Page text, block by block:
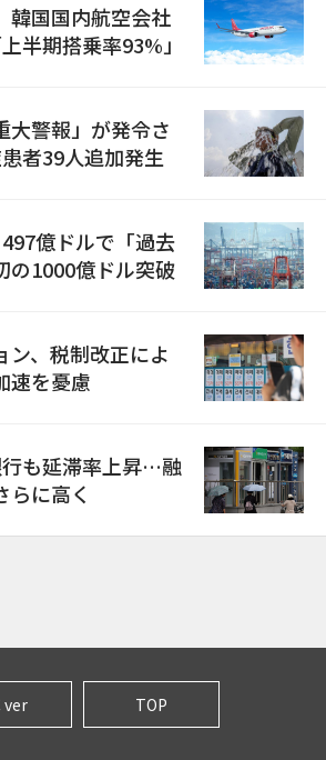
韓国国内航空会社
半期搭乗率93%」
大警報」が発令さ
者39人追加発生
億ドルで「過去
1000億ドル突破
ン、税制改正によ
速を憂慮
も延滞率上昇…融
らに高く
ver TOP